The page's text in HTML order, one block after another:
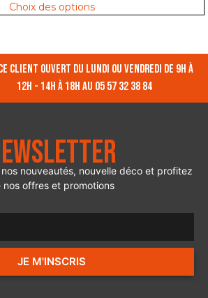
Choix des options
client ouvert du lundi ou vendredi de 9h à
12h - 14h à 18h au 05 57 32 38 84
nouveautés, nouvelle déco et profitez
nos offres et promotions
JE M'INSCRIS